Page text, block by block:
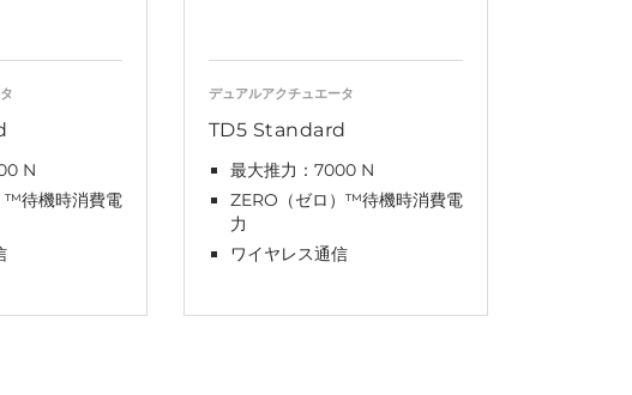
N
™待機時消費電
デュアルアクチュエータ
TD5 Standard
最大推力：7000 N
ZERO（ゼロ）™待機時消費電
力
ワイヤレス通信